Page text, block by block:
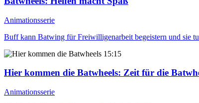
Animationsserie
Buff kann Batwing für Freiwilligenarbeit begeistern und sie
15:15
Hier kommen die Batwheels: Zeit für die
Animationsserie